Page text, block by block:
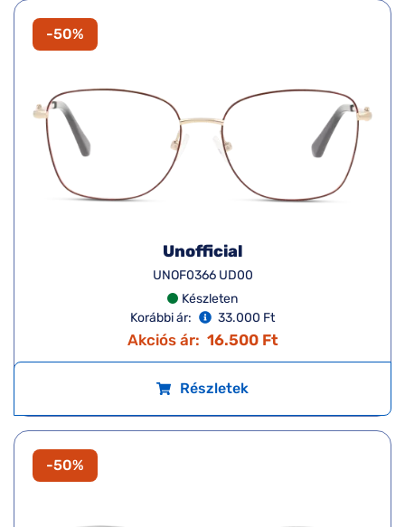
-50%
Unofficial
UNOF0366 UD00
Készleten
Korábbi ár:
33.000 Ft
Akciós ár: 16.500 Ft
Részletek
-50%